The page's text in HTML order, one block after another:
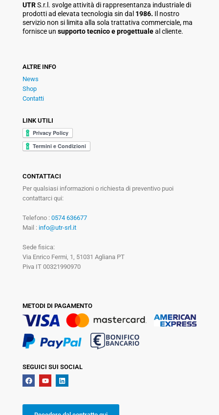
UTRS.r.l. svolge attività di rappresentanza industriale di
prodotti ad elevata tecnologia sin dal 1986. Il nostro
servizio non si limita alla sola trattativa commerciale, ma
fornisce un supporto tecnico e progettualeal cliente.
ALTRE INFO
News
Shop
Contatti
LINK UTILI
CONTATTACI
Per qualsiasi informazioni o richiesta di preventivo puoi
contattarci qui:
Telefono : 0574 636677
Mail : info@utr-srl.it
Sede fisica:
Via Enrico Fermi, 1, 51031 Agliana PT
Piva IT 00321990970
METODI DI PAGAMENTO
SEGUICI SUI SOCIAL